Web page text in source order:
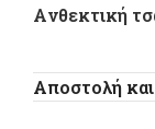
Aνθεκτική
Αποστολή